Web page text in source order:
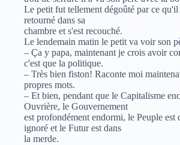
Le petit fut tellement dégoûté par ce
retourné dans sa
chambre et s'est recouché.
Le lendemain matin le petit va voir son
– Ça y papa, maintenant je crois avoir
c'est que la politique.
– Très bien fiston! Raconte moi
propres mots.
– Et bien, pendant que le Capitalisme
Ouvrière, le Gouvernement
est profondément endormi, le Peuple est
ignoré et le Futur est dans
la merde.